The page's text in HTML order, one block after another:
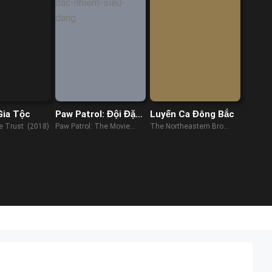
Tộc
Trust (2018)
Paw Patrol: Đội Đặc
Nhiệm Siêu Đẳng
Paw Patrol: The Movie
Luyến Ca Đông Bắc
The Northeastern Bro